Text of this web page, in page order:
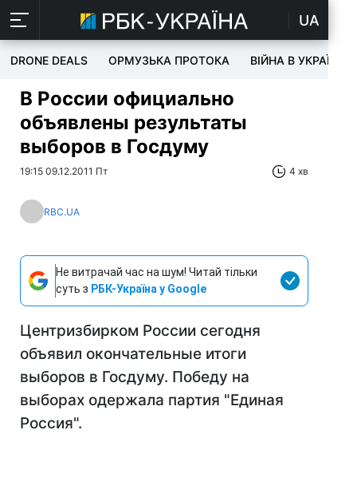
UA
DRONE DEALS ОРМУЗЬКА ПРОТОКА ВІЙНА В УКРАЇНІ
В России официально
объявлены результаты
выборов в Госдуму
19:15 09.12.2011 Пт 4 хв
RBC.UA
Не витрачай час на шум! Читай тільки
суть з РБК-Україна у Google
Центризбирком России сегодня
объявил окончательные итоги
выборов в Госдуму. Победу на
выборах одержала партия "Единая
Россия".